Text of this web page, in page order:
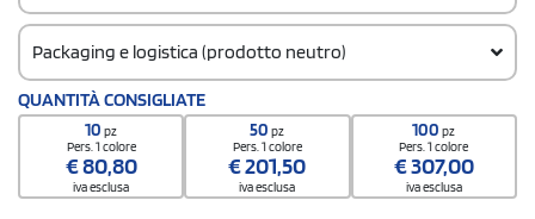
Packaging e logistica (prodotto neutro)
Codice doganale
9608500000000000000000
Quantità per confezione
50 / Inner carton
Quantità per scatola
QUANTITÀ CONSIGLIATE
10pz
Pers. 1 colore
€80,80
iva esclusa
50pz
Pers. 1 colore
€201,50
iva esclusa
100pz
Pers. 1 colore
€307,00
iva esclusa